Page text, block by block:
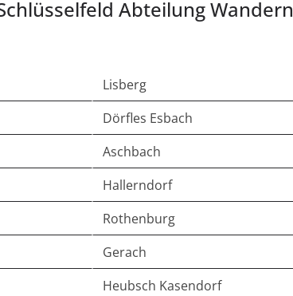
Abteilung Wandern
Lisberg
Dörfles Esbach
Aschbach
Hallerndorf
Rothenburg
Gerach
Heubsch Kasendorf